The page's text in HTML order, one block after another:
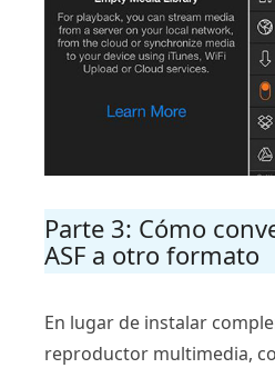
Parte 3: Cómo
ASF a otro formato
En lugar de instalar
reproductor multimedia,